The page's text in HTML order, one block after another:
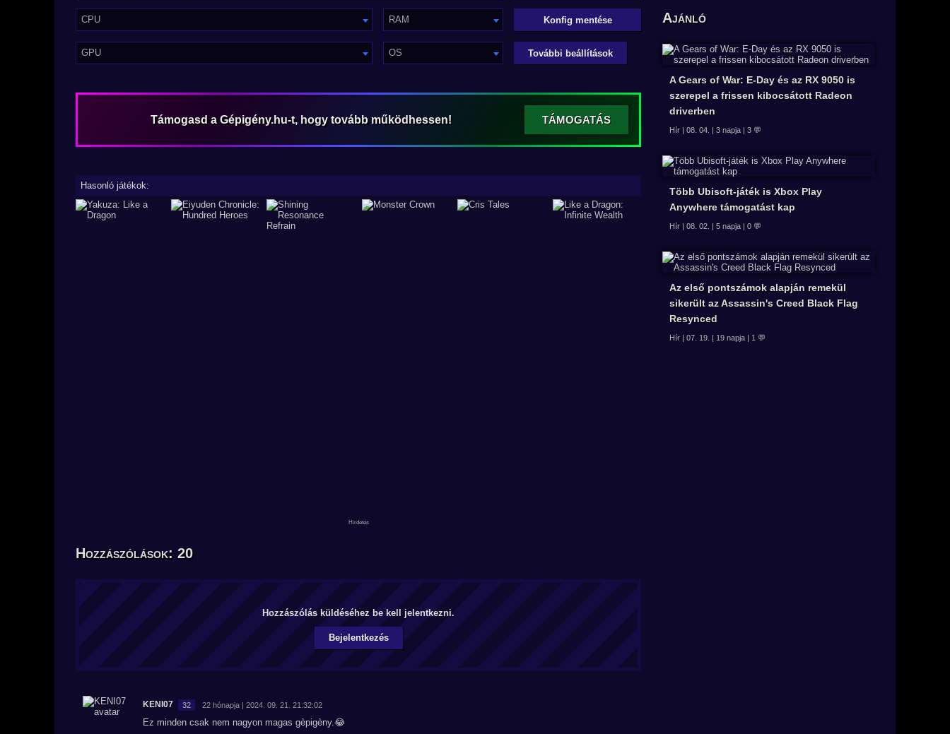
CPU RAM
GPU OS
Konfig mentése
További beállítások
Támogasd a Gépigény.hu-t, hogy tovább működhessen! TÁMOGATÁS
Hasonló játékok:
Hozzászólások: 20
Hozzászólás küldéséhez be kell jelentkezni.
Bejelentkezés
KENI07 32 22 hónapja | 2024. 09. 21. 21:32:02
Ez minden csak nem nagyon magas gèpigèny.😂
Ajánló
A Gears of War: E-Day és az RX 9050 is
szerepel a frissen kibocsátott Radeon
driverben
Hír | 08. 04. | 3 napja | 3 💬
Több Ubisoft-játék is Xbox Play
Anywhere támogatást kap
Hír | 08. 02. | 5 napja | 0 💬
Az első pontszámok alapján remekül
sikerült az Assassin's Creed Black Flag
Resynced
Hír | 07. 19. | 19 napja | 1 💬